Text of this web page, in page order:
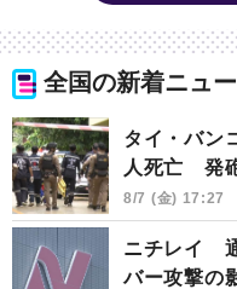
全国の新着ニュ
タイ・バン
人死亡 発
8/7 (金) 17:27
ニチレイ
バー攻撃の